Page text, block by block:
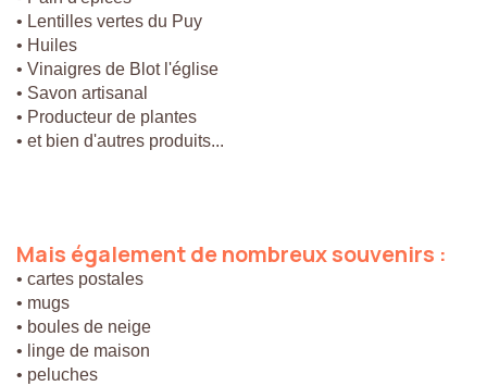
• Lentilles vertes du Puy
• Huiles
• Vinaigres de Blot l'église
• Savon artisanal
• Producteur de plantes
• et bien d'autres produits...
Mais égalementdenombreuxsouvenirs :
• cartes postales
• mugs
• boules de neige
• linge de maison
• peluches